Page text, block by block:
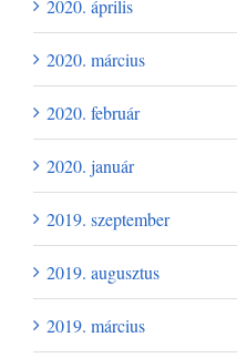
2020. április
2020. március
2020. február
2020. január
2019. szeptember
2019. augusztus
2019. március